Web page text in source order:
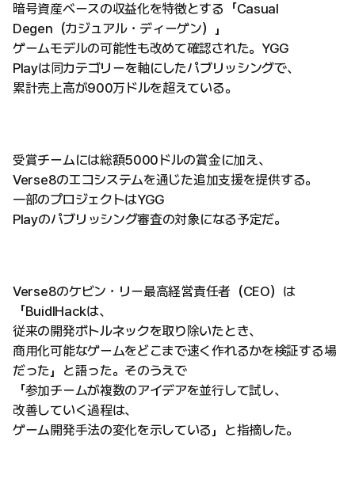
暗号資産ベースの収益化を特徴とする「Casual
Degen（カジュアル・ディーゲン）」
ゲームモデルの可能性も改めて確認された。YGG
Playは同カテゴリーを軸にしたパブリッシングで、
累計売上高が900万ドルを超えている。
受賞チームには総額5000ドルの賞金に加え、
Verse8のエコシステムを通じた追加支援を提供する。
一部のプロジェクトはYGG
Playのパブリッシング審査の対象になる予定だ。
Verse8のケビン・リー最高経営責任者（CEO）は
「BuidlHackは、
従来の開発ボトルネックを取り除いたとき、
商用化可能なゲームをどこまで速く作れるかを検証する場
だった」と語った。そのうえで
「参加チームが複数のアイデアを並行して試し、
改善していく過程は、
ゲーム開発手法の変化を示している」と指摘した。